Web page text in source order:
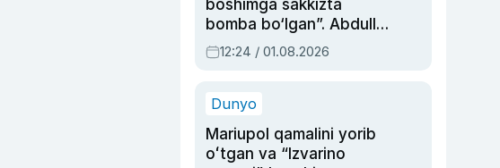
boshimga sakkizta
bomba bo‘lgan”. Abdulla
Oripovni siyosiy
ayblovlardan asrab
12:24 / 01.08.2026
Dunyo
Mariupol qamalini yorib
oʻtgan va “Izvarino